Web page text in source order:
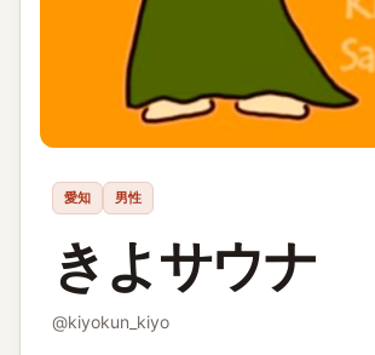
愛知 男性
きよサウナ
@kiyokun_kiyo